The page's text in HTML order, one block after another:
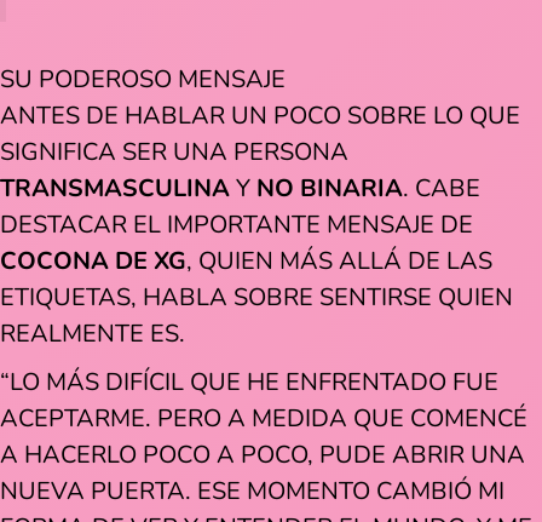
SU PODEROSO MENSAJE
ANTES DE HABLAR UN POCO SOBRE LO QUE
SIGNIFICA SER UNA PERSONA
TRANSMASCULINAY NO BINARIA. CABE
DESTACAR EL IMPORTANTE MENSAJE DE
COCONA DE XG, QUIEN MÁS ALLÁ DE LAS
ETIQUETAS, HABLA SOBRE SENTIRSE QUIEN
REALMENTE ES.
“LO MÁS DIFÍCIL QUE HE ENFRENTADO FUE
ACEPTARME. PERO A MEDIDA QUE COMENCÉ
A HACERLO POCO A POCO, PUDE ABRIR UNA
NUEVA PUERTA. ESE MOMENTO CAMBIÓ MI